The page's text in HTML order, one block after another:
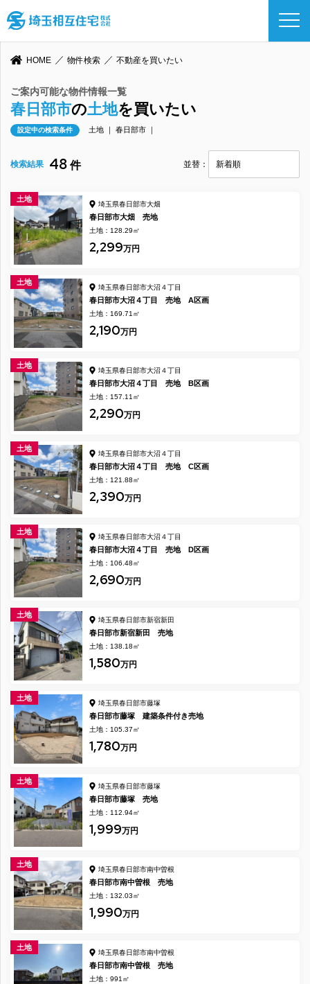
HOME 物件検索 不動産を買いたい
ご案内可能な物件情報一覧
春日部市の土地を買いたい
設定中の検索条件 土地 ｜ 春日部市 ｜
検索結果 48 件 並替：
土地
埼玉県春日部市大畑
春日部市大畑 売地
土地：128.29㎡
2,299万円
土地
埼玉県春日部市大沼４丁目
春日部市大沼４丁目 売地 A区画
土地：169.71㎡
2,190万円
土地
埼玉県春日部市大沼４丁目
春日部市大沼４丁目 売地 B区画
土地：157.11㎡
2,290万円
土地
埼玉県春日部市大沼４丁目
春日部市大沼４丁目 売地 C区画
土地：121.88㎡
2,390万円
土地
埼玉県春日部市大沼４丁目
春日部市大沼４丁目 売地 D区画
土地：106.48㎡
2,690万円
土地
埼玉県春日部市新宿新田
春日部市新宿新田 売地
土地：138.18㎡
1,580万円
土地
埼玉県春日部市藤塚
春日部市藤塚 建築条件付き売地
土地：105.37㎡
1,780万円
土地
埼玉県春日部市藤塚
春日部市藤塚 売地
土地：112.94㎡
1,999万円
土地
埼玉県春日部市南中曽根
春日部市南中曽根 売地
土地：132.03㎡
1,990万円
土地
埼玉県春日部市南中曽根
春日部市南中曽根 売地
土地：991㎡